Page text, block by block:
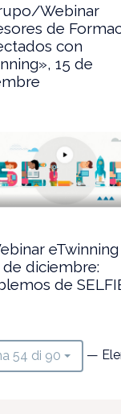
Webinar
de
con
15 de
de diciembre:
de
54 di 90 —